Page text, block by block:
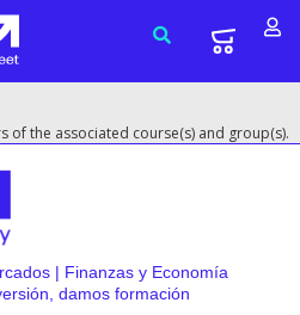
the associated course(s) and group(s).
| Finanzas y Economía
damos formación